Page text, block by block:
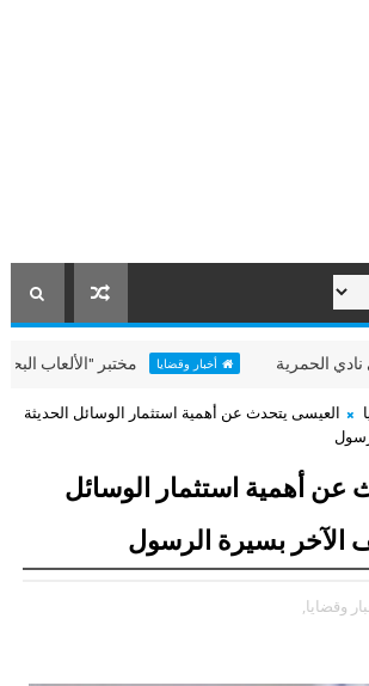
أخبار وقضايا مختبر "الألعاب البحرية" في
العيسى يتحدث عن أهمية استثمار الوسائل الحديثة
عن أهمية استثمار الوسائل
الآخر بسيرة الرسول
وقضايا,